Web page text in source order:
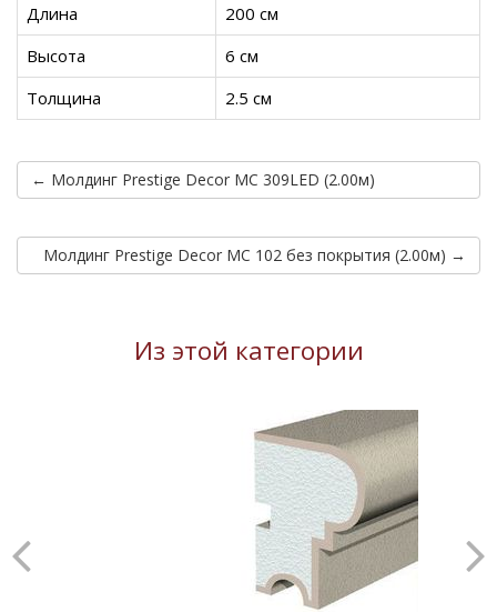
Длина
200 см
Высота
6 см
Толщина
2.5 см
← Молдинг Prestige Decor MC 309LED (2.00м)
Молдинг Prestige Decor MC 102 без покрытия (2.00м) →
Из этой категории